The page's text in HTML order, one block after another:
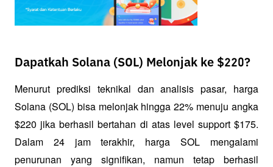
Dapatkah Solana (SOL) Melonjak ke $220?
Menurut prediksi teknikal dan analisis pasar, harga
Solana (SOL) bisa melonjak hingga 22% menuju angka
$220 jika berhasil bertahan di atas level support $175.
Dalam 24 jam terakhir, harga SOL mengalami
penurunan yang signifikan, namun tetap berhasil